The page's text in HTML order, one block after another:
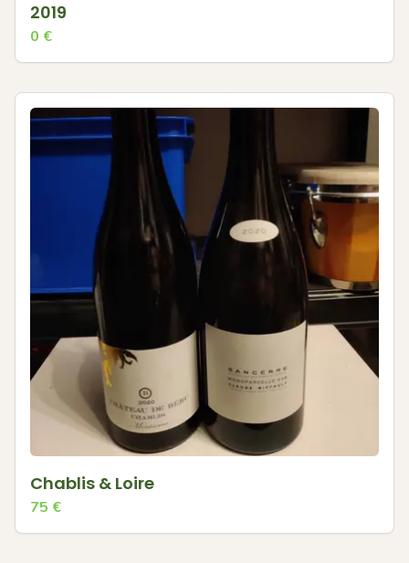
2019
0 €
Chablis & Loire
75 €